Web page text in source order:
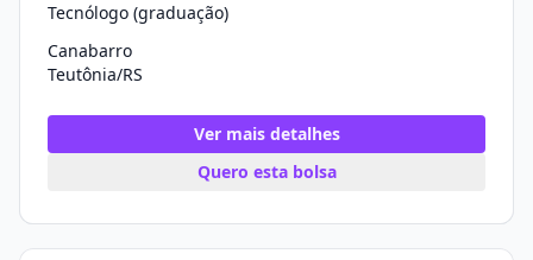
Tecnólogo (graduação)
Canabarro
Teutônia/RS
Ver mais detalhes
Quero esta bolsa